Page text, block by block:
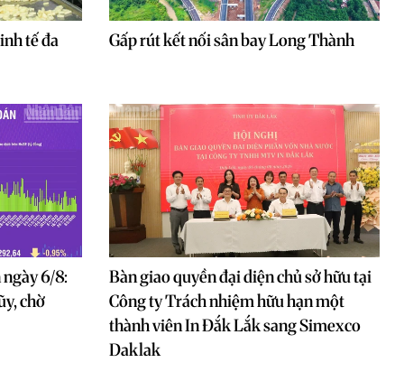
tế đa
Gấp rút kết nối sân bay Long Thành
6/8:
chờ
Bàn giao quyền đại diện chủ sở hữu tại
Công ty Trách nhiệm hữu hạn một
thành viên In Đắk Lắk sang Simexco
Daklak